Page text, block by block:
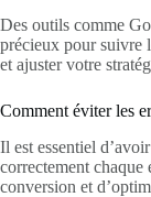
Des outils comme
précieux pour suivre
et ajuster votre
Comment éviter les
Il est essentiel
correctement chaque
conversion et